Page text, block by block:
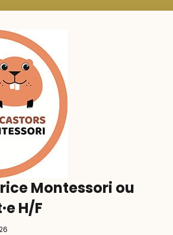
Montessori ou
H/F